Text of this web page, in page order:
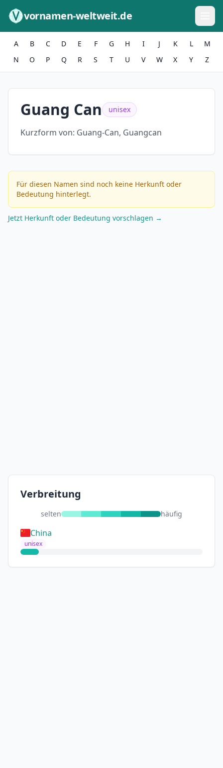
vornamen-weltweit.de
A B C D E F G H I J K L
M
N
O P Q R S T U V W X Y Z
Guang Can unisex
Kurzform von: Guang-Can, Guangcan
Für diesen Namen sind noch keine Herkunft oder
Bedeutung hinterlegt.
Jetzt Herkunft oder Bedeutung vorschlagen →
Verbreitung
selten häufig
China
unisex